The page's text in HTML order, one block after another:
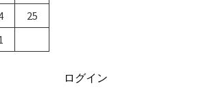
25
ログイン